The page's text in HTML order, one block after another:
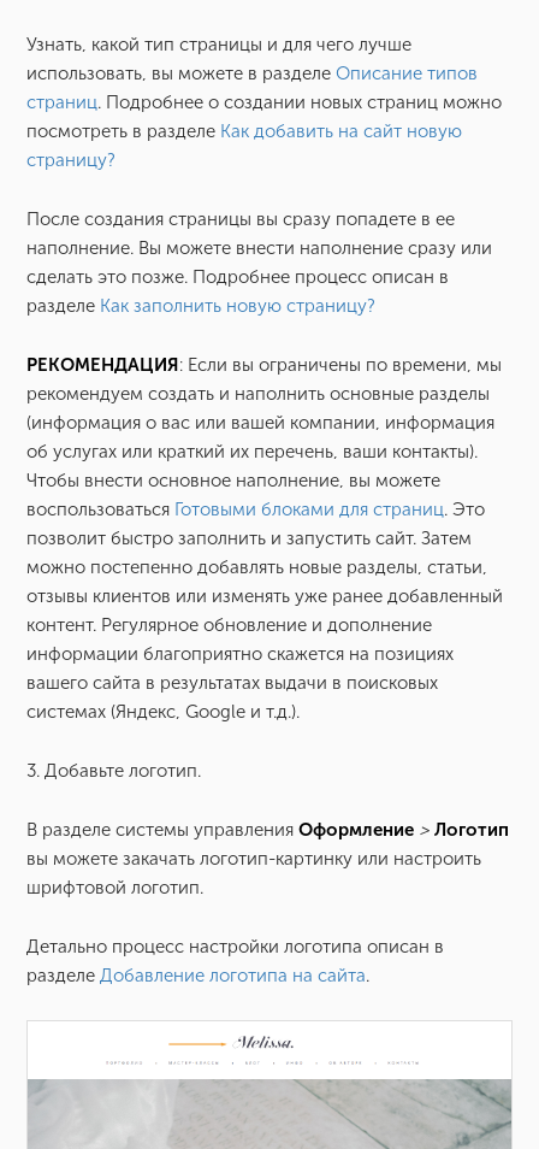
Узнать, какой тип страницы и для чего лучше
использовать, вы можете в разделеОписание типов
страниц. Подробнее о создании новых страниц можно
посмотреть в разделе Как добавить на сайт новую
страницу?
После создания страницы вы сразу попадете в ее
наполнение. Вы можете внести наполнение сразу или
сделать это позже. Подробнее процесс описан в
разделе Как заполнить новую страницу?
РЕКОМЕНДАЦИЯ: Если вы ограничены по времени, мы
рекомендуем создать и наполнить основные разделы
(информация о вас или вашей компании, информация
об услугах или краткий их перечень, ваши контакты).
Чтобы внести основное наполнение, вы можете
воспользоваться Готовыми блоками для страниц. Это
позволит быстро заполнить и запустить сайт. Затем
можно постепенно добавлять новые разделы, статьи,
отзывы клиентов или изменять уже ранее добавленный
контент. Регулярное обновление и дополнение
информации благоприятно скажется на позициях
вашего сайта в результатах выдачи в поисковых
системах (Яндекс, Google и т.д.).
3. Добавьте логотип.
В разделе системы управленияОформление >Логотип
вы можете закачать логотип-картинку или настроить
шрифтовой логотип.
Детально процесс настройки логотипа описан в
разделеДобавление логотипа на сайта.